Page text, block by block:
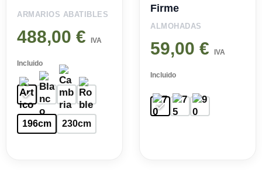
ARMARIOS ABATIBLES
488,00 € IVA
Incluido
196cm 230cm
Firme
ALMOHADAS
59,00 € IVA
Incluido